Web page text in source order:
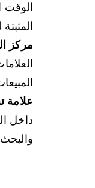
الوقت
المثبتة
مركز
العلامات
المبيعات
علامة
داخل
والبحث عنها.